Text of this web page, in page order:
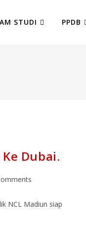
STUDI PPDB
Dubai.
NCL Madiun siap